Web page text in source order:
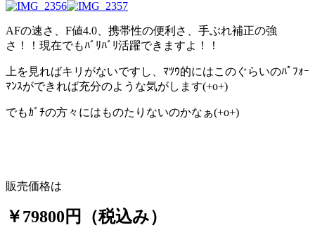
AFの速さ、F値4.0、携帯性の便利さ、手ぶれ補正の強
さ！！現在でもﾊﾞﾘﾊﾞﾘ活躍できますよ！！
上を見ればキリがないですし、ﾏﾂｳ的にはこのぐらいのﾊﾟﾌｫｰ
ﾏﾝｽができれば充分のような気がします(+o+)
でもｶﾞﾁの方々にはものたりないのかなぁ(+o+)
販売価格は
￥79800円（税込み）